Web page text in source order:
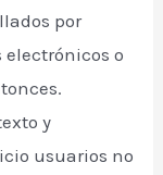
por
electrónicos o
y
usuarios no